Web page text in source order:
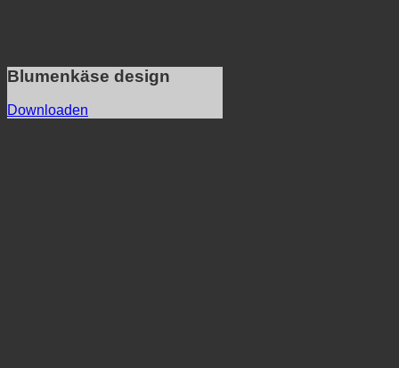
Blumenkäse design
Downloaden